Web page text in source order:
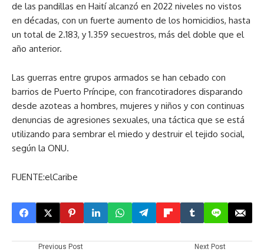
de las pandillas en Haití alcanzó en 2022 niveles no vistos
en décadas, con un fuerte aumento de los homicidios, hasta
un total de 2.183, y 1.359 secuestros, más del doble que el
año anterior.
Las guerras entre grupos armados se han cebado con
barrios de Puerto Príncipe, con francotiradores disparando
desde azoteas a hombres, mujeres y niños y con continuas
denuncias de agresiones sexuales, una táctica que se está
utilizando para sembrar el miedo y destruir el tejido social,
según la ONU.
FUENTE:elCaribe
Previous Post Next Post